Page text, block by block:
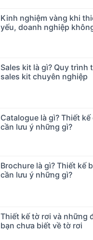
Kinh nghiệm vàng khi
yếu, doanh nghiệp
Sales kit là gì? Quy trình
sales kit chuyên nghiệp
Catalogue là gì? Thiết
cần lưu ý những gì?
Brochure là gì? Thiết kế
cần lưu ý những gì?
Thiết kế tờ rơi và những
bạn chưa biết về tờ rơi